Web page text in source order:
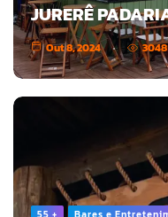
JURERÊ
Out 8, 2024 3048